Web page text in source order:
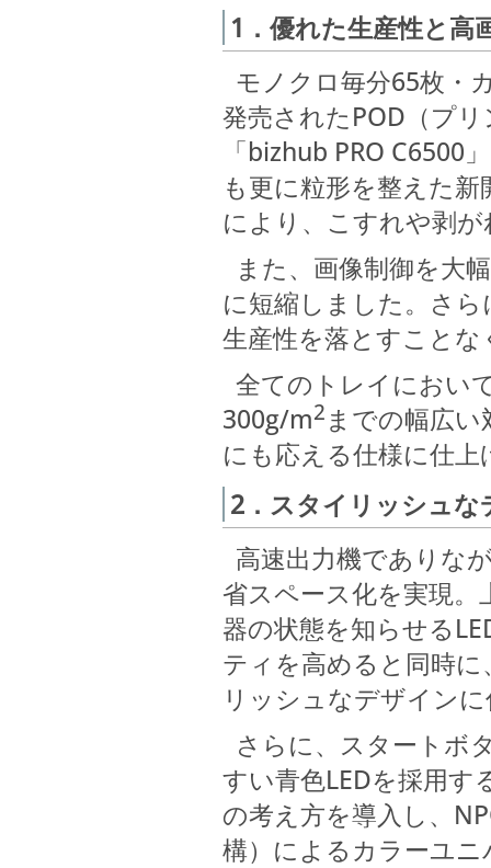
1．優れた生産性と高
モノクロ毎分65枚・
発売されたPOD（プ
「bizhub PRO C6500
も更に粒形を整えた
により、こすれや剥
また、画像制御を大
に短縮しました。さ
生産性を落とすこと
全てのトレイにおい
300g/m2までの幅広
にも応える仕様に仕上
2．スタイリッシュ
高速出力機でありな
省スペース化を実現
器の状態を知らせる
ティを高めると同時
リッシュなデザイン
さらに、スタートボ
すい青色LEDを採用
の考え方を導入し、
構）によるカラーユ